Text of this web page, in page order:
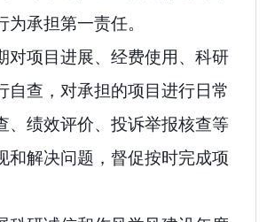
为承担第一责任。
对项目进展、经费使用、科研
自查，对承担的项目进行日常
、绩效评价、投诉举报核查等
和解决问题，督促按时完成项